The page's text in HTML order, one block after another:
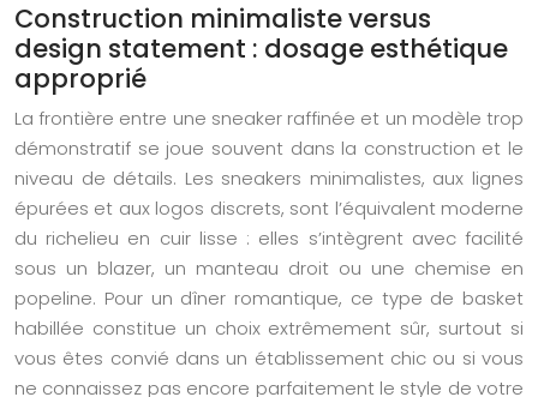
Construction minimaliste versus
design statement : dosage esthétique
approprié
La frontière entre une sneaker raffinée et un modèle trop
démonstratif se joue souvent dans la construction et le
niveau de détails. Les sneakers minimalistes, aux lignes
épurées et aux logos discrets, sont l’équivalent moderne
du richelieu en cuir lisse : elles s’intègrent avec facilité
sous un blazer, un manteau droit ou une chemise en
popeline. Pour un dîner romantique, ce type de basket
habillée constitue un choix extrêmement sûr, surtout si
vous êtes convié dans un établissement chic ou si vous
ne connaissez pas encore parfaitement le style de votre